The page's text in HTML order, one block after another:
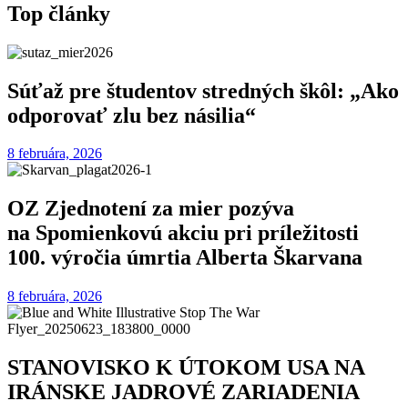
Top články
Súťaž pre študentov stredných škôl: „Ako
odporovať zlu bez násilia“
8 februára, 2026
OZ Zjednotení za mier pozýva
na Spomienkovú akciu pri príležitosti
100. výročia úmrtia Alberta Škarvana
8 februára, 2026
STANOVISKO K ÚTOKOM USA NA
IRÁNSKE JADROVÉ ZARIADENIA